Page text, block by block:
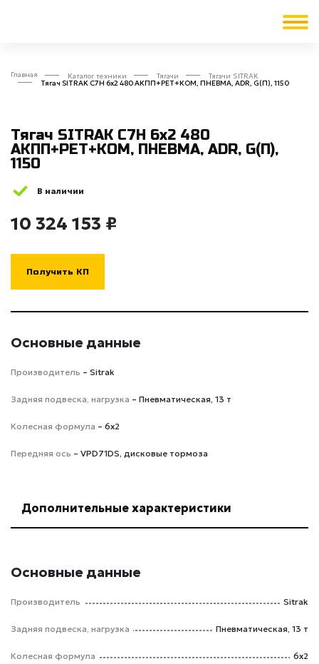
Главная Каталог техники Тягачи Тягачи SITRAK
Тягач SITRAK C7H 6x2 480 АКПП+РЕТ+КОМ, ПНЕВМА, ADR, G(П), 1150
Тягач SITRAK C7H 6x2 480
АКПП+РЕТ+КОМ, ПНЕВМА, ADR, G(П),
1150
В наличии
10 324 153 ₽
Получить КП
Основные данные
Производитель – Sitrak
Задняя подвеска, нагрузка – Пневматическая, 13 т
Колесная формула – 6х2
Передняя ось – VPD71DS, дисковые тормоза
Дополнительные характеристики
Основные данные
Производитель Sitrak
Задняя подвеска, нагрузка Пневматическая, 13 т
Колесная формула 6х2